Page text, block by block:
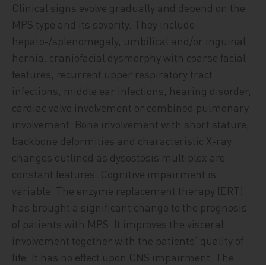
Clinical signs evolve gradually and depend on the
MPS type and its severity. They include
hepato-/splenomegaly, umbilical and/or inguinal
hernia, craniofacial dysmorphy with coarse facial
features, recurrent upper respiratory tract
infections, middle ear infections, hearing disorder,
cardiac valve involvement or combined pulmonary
involvement. Bone involvement with short stature,
backbone deformities and characteristic X-ray
changes outlined as dysostosis multiplex are
constant features. Cognitive impairment is
variable. The enzyme replacement therapy (ERT)
has brought a significant change to the prognosis
of patients with MPS. It improves the visceral
involvement together with the patients‘ quality of
life. It has no effect upon CNS impairment. The